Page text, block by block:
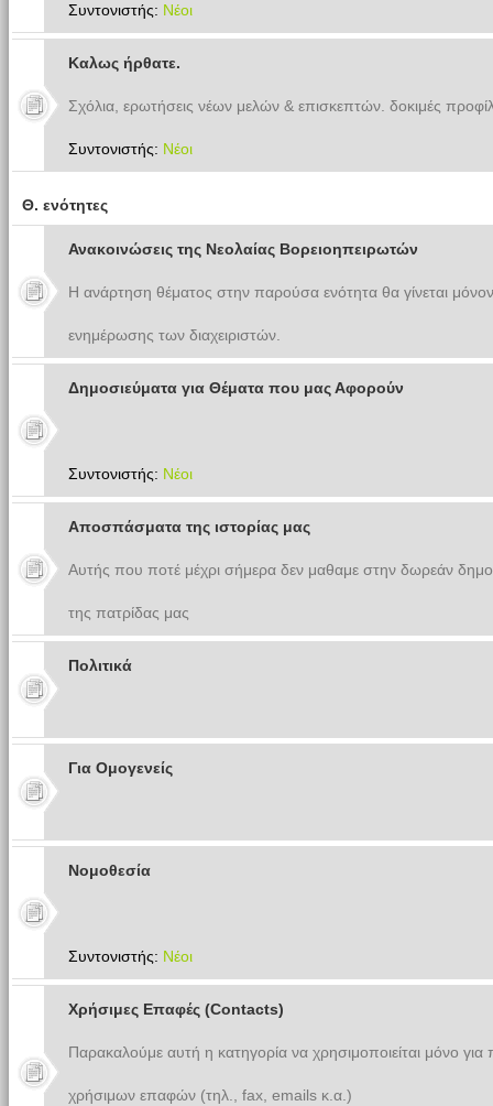
Συντονιστής: Νέοι
Καλως ήρθατε.
Σχόλια, ερωτήσεις νέων μελών & επισκεπτών. δοκιμές
Συντονιστής: Νέοι
Θ. ενότητες
Ανακοινώσεις της Νεολαίας Βορειοηπειρωτών
Η ανάρτηση θέματος στην παρούσα ενότητα θα γίνεται
ενημέρωσης των διαχειριστών.
Δημοσιεύματα για Θέματα που μας Αφορούν
Συντονιστής: Νέοι
Αποσπάσματα της ιστορίας μας
Αυτής που ποτέ μέχρι σήμερα δεν μαθαμε στην δωρεάν
της πατρίδας μας
Πολιτικά
Για Ομογενείς
Νομοθεσία
Συντονιστής: Νέοι
Χρήσιμες Επαφές (Contacts)
Παρακαλούμε αυτή η κατηγορία να χρησιμοποιείται μόνο
χρήσιμων επαφών (τηλ., fax, emails κ.α.)